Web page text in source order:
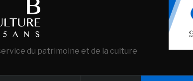
du patrimoine et de la culture